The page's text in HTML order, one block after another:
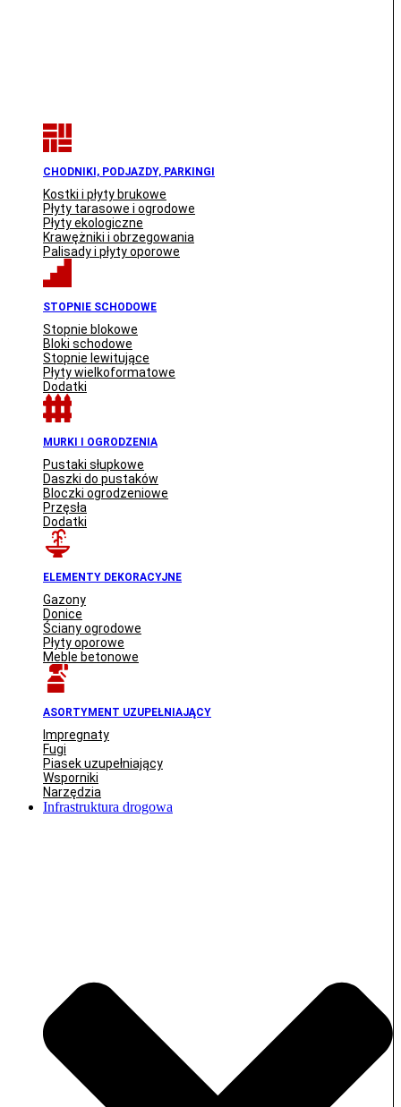
CHODNIKI, PODJAZDY, PARKINGI
Kostki i płyty brukowe
Płyty tarasowe i ogrodowe
Płyty ekologiczne
Krawężniki i obrzegowania
Palisady i płyty oporowe
STOPNIE SCHODOWE
Stopnie blokowe
Bloki schodowe
Stopnie lewitujące
Płyty wielkoformatowe
Dodatki
MURKI I OGRODZENIA
Pustaki słupkowe
Daszki do pustaków
Bloczki ogrodzeniowe
Przęsła
Dodatki
ELEMENTY DEKORACYJNE
Gazony
Donice
Ściany ogrodowe
Płyty oporowe
Meble betonowe
ASORTYMENT UZUPEŁNIAJĄCY
Impregnaty
Fugi
Piasek uzupełniający
Wsporniki
Narzędzia
Infrastruktura drogowa